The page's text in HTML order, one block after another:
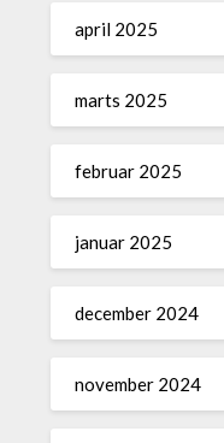
april 2025
marts 2025
februar 2025
januar 2025
december 2024
november 2024